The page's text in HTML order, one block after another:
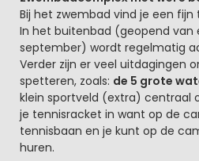
Bij het zwembad vind je een
In het buitenbad (geopend van
september) wordt regelmatig
Verder zijn er veel uitdagingen
spetteren, zoals: de 5 grote
klein sportveld (extra) centraal
je tennisracket in want op de
tennisbaan en je kunt op de
huren.